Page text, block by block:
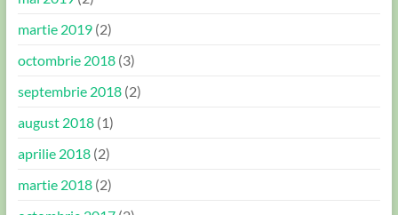
martie 2019(2)
octombrie 2018(3)
septembrie 2018(2)
august 2018(1)
aprilie 2018(2)
martie 2018(2)